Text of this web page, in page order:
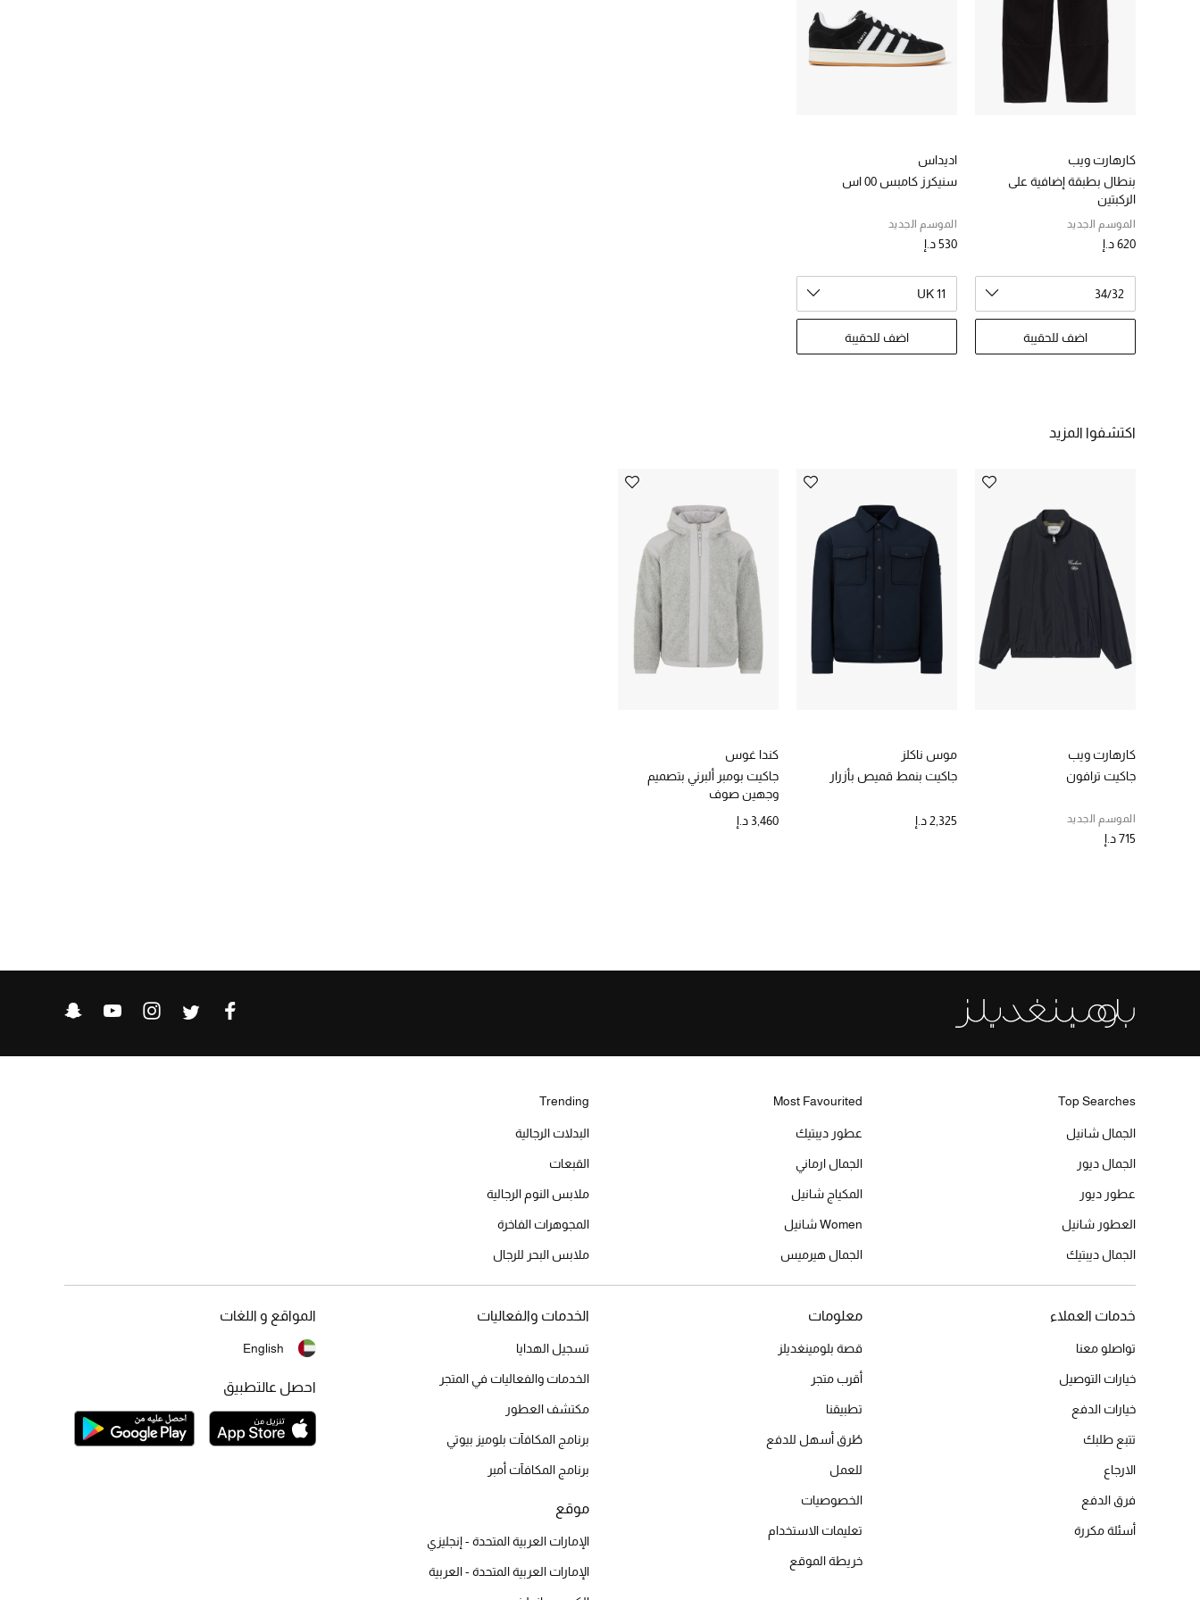
كارهارت ويب
بنطال بطبقة إضافية على
الركبتين
الموسم الجديد
620 د.إ
34/32
اضف للحقيبة
اديداس
سنيكرز كامبس 00 اس
الموسم الجديد
530 د.إ
UK 11
اضف للحقيبة
اكتشفوا المزيد
كارهارت ويب
جاكيت ترافون
الموسم الجديد
715 د.إ
موس ناكلز
جاكيت بنمط قميص بأزرار
2,325 د.إ
كندا غوس
جاكيت بومبر ألبرني بتصميم
وجهين صوف
3,460 د.إ
Top Searches
الجمال شانيل
الجمال ديور
عطور ديور
العطور شانيل
الجمال ديبتيك
Most Favourited
عطور ديبتيك
الجمال ارماني
المكياج شانيل
Women شانيل
الجمال هيرميس
Trending
البدلات الرجالية
القبعات
ملابس النوم الرجالية
المجوهرات الفاخرة
ملابس البحر للرجال
خدمات العملاء
تواصلو معنا
خيارات التوصيل
خيارات الدفع
تتبع طلبك
الارجاع
فرق الدفع
أسئلة مكررة
معلومات
قصة بلومينغديلز
أقرب متجر
تطبيقنا
طُرق أسهل للدفع
للعمل
الخصوصيات
تعليمات الاستخدام
خريطة الموقع
الخدمات والفعاليات
تسجيل الهدايا
الخدمات والفعاليات في المتجر
مكتشف العطور
برنامج المكافآت بلوميز بيوتي
برنامج المكافآت أمبر
موقع
الإمارات العربية المتحدة - إنجليزي
الإمارات العربية المتحدة - العربية
المواقع و اللغات
English
احصل عالتطبيق